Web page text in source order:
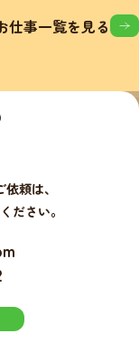
仕事一覧を見る
頼は、
ださい。